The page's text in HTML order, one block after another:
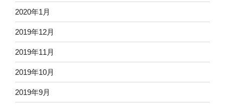
2020年1月
2019年12月
2019年11月
2019年10月
2019年9月